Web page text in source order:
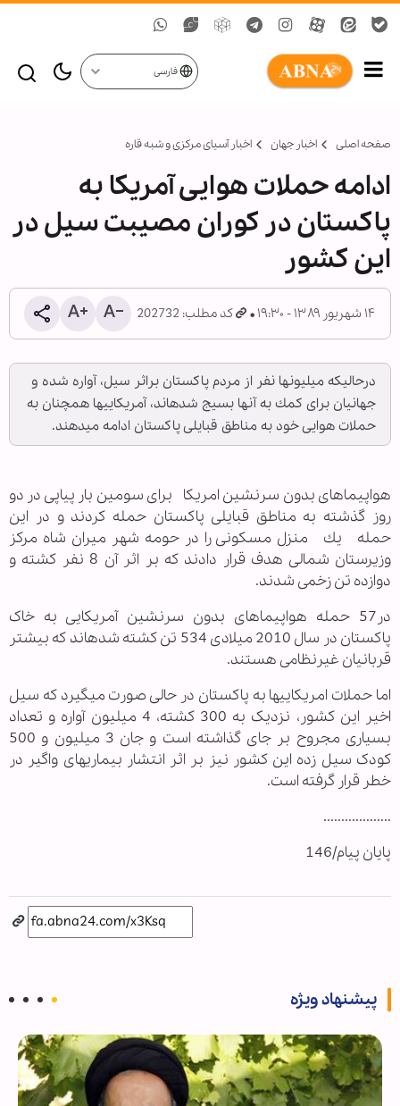
فارسی
صفحه اصلی اخبار جهان اخبار آسیای مرکزی و شبه قاره
ادامه حملات هوایی آمریكا به
پاكستان در كوران مصیبت سیل در
این كشور
۱۴ شهریور ۱۳۸۹ - ۱۹:۳۰ کد مطلب: 202732
درحالیكه میلیون‏ها نفر از مردم پاكستان براثر سیل، آواره شده و
جهانیان برای كمك به آنها بسیج شده‏اند، آمریكایی‏ها همچنان به
حملات هوایی خود به مناطق قبایلی پاكستان ادامه می‏دهند.
هواپیماهای بدون سرنشین امریکا برای سومین بار پیاپی در دو
روز گذشته به مناطق قبایلی پاكستان حمله كردند و در این
حمله یك منزل مسکونی را در حومه شهر میران شاه مرکز
وزیرستان شمالی هدف قرار دادند كه بر اثر آن 8 نفر كشته و
دوازده تن زخمی شدند.
در57 حمله هواپیماهای بدون سرنشین آمریکایی به خاک
پاکستان در سال 2010 میلادی 534 تن کشته شده‏اند که بیشتر
قربانیان غیرنظامی هستند.
اما حملات امریکایی‏ها به پاکستان در حالی صورت می‏گیرد که سیل
اخیر این کشور، نزدیک به 300 کشته، 4 میلیون آواره و تعداد
بسیاری مجروح بر جای گذاشته است و جان 3 میلیون و 500
کودک سیل زده این کشور نیز بر اثر انتشار بیماری‏های واگیر در
خطر قرار گرفته است.
...................
پایان پیام/146
پیشنهاد ویژه